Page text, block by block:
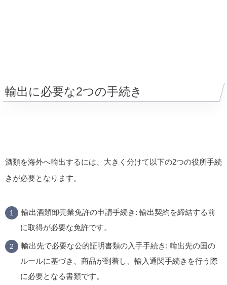
輸出に必要な2つの手続き
酒類を海外へ輸出するには、大きく分けて以下の2つの役所手続
きが必要となります。
輸出酒類卸売業免許の申請手続き: 輸出契約を締結する前
に取得が必要な免許です。
輸出先で必要な公的証明書類の入手手続き: 輸出先の国の
ルールに基づき、商品が到着し、輸入通関手続きを行う際
に必要となる書類です。